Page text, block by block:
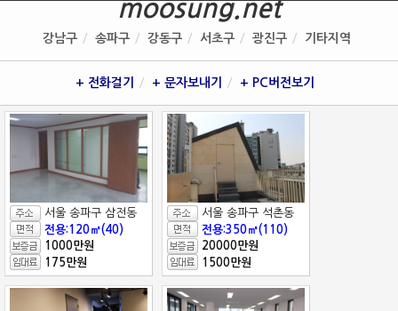
moosung.net
강남구 송파구 강동구 서초구 광진구 기타지역
+ 전화걸기 + 문자보내기 + PC버전보기
서울 송파구 삼전동
전용:120㎡(40)
1000만원
175만원
서울 송파구 석촌동
전용:350㎡(110)
20000만원
1500만원